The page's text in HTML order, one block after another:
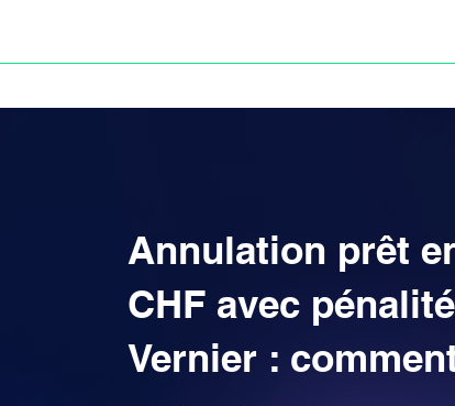
Annulation prêt
CHF avec
Vernier :